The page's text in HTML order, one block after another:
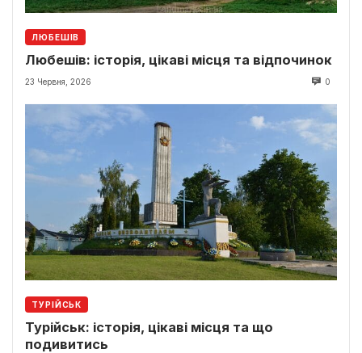
ЛЮБЕШІВ
Любешів: історія, цікаві місця та відпочинок
23 Червня, 2026 0
ТУРІЙСЬК
Турійськ: історія, цікаві місця та що
подивитись